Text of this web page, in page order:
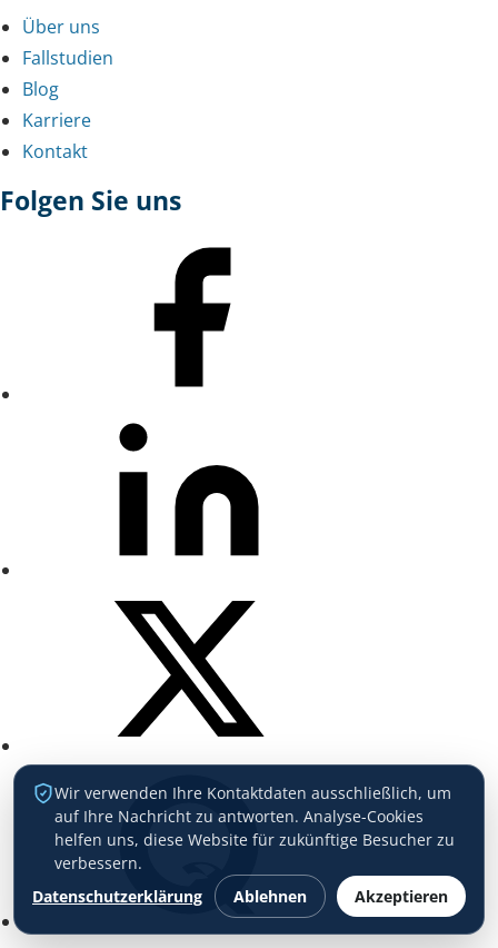
Über uns
Fallstudien
Blog
Karriere
Kontakt
Folgen Sie uns
Wir verwenden Ihre Kontaktdaten ausschließlich, um
auf Ihre Nachricht zu antworten. Analyse-Cookies
helfen uns, diese Website für zukünftige Besucher zu
verbessern.
Datenschutzerklärung
Ablehnen Akzeptieren